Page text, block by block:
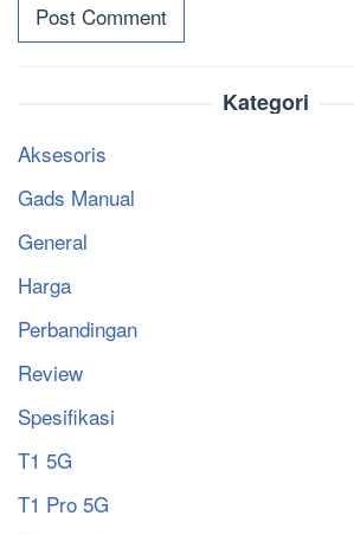
Kategori
Aksesoris
Gads Manual
General
Harga
Perbandingan
Review
Spesifikasi
T1 5G
T1 Pro 5G